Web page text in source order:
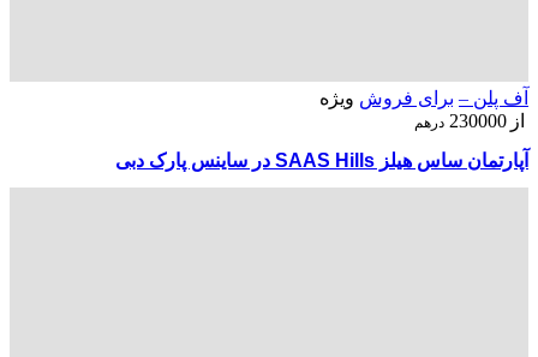
آف پلن – برای فروش ویژه
از 230000 درهم
آپارتمان ساس هیلز SAAS Hills در ساینس پارک دبی